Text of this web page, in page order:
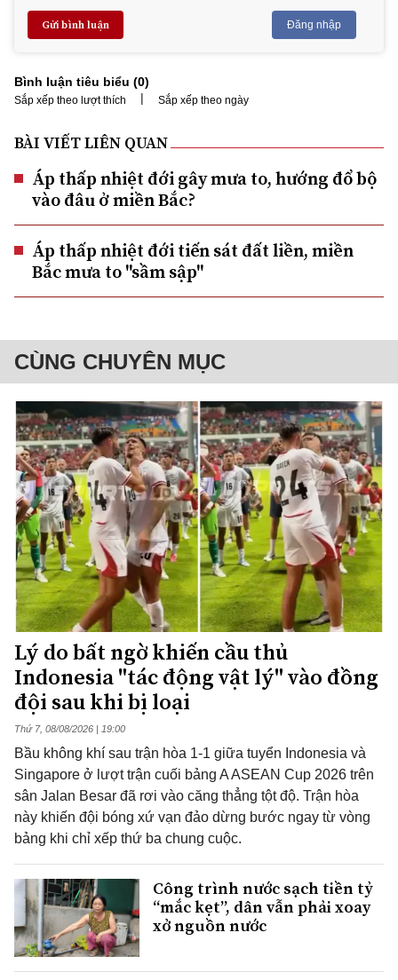
Gửi bình luận Đăng nhập
Bình luận tiêu biểu (0)
Sắp xếp theo lượt thích | Sắp xếp theo ngày
BÀI VIẾT LIÊN QUAN
Áp thấp nhiệt đới gây mưa to, hướng đổ bộ
vào đâu ở miền Bắc?
Áp thấp nhiệt đới tiến sát đất liền, miền
Bắc mưa to "sầm sập"
CÙNG CHUYÊN MỤC
Lý do bất ngờ khiến cầu thủ
Indonesia "tác động vật lý" vào đồng
đội sau khi bị loại
Thứ 7, 08/08/2026 | 19:00
Bầu không khí sau trận hòa 1-1 giữa tuyển Indonesia và
Singapore ở lượt trận cuối bảng A ASEAN Cup 2026 trên
sân Jalan Besar đã rơi vào căng thẳng tột độ. Trận hòa
này khiến đội bóng xứ vạn đảo dừng bước ngay từ vòng
bảng khi chỉ xếp thứ ba chung cuộc.
Công trình nước sạch tiền tỷ
“mắc kẹt”, dân vẫn phải xoay
xở nguồn nước